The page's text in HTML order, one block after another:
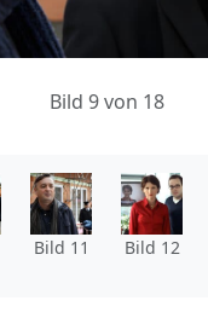
Bild 9 von 18
Bild 11 Bild 12